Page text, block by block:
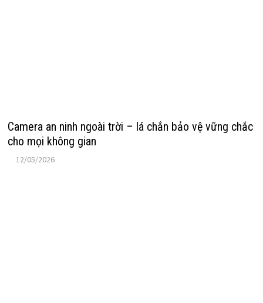
Camera an ninh ngoài trời – lá chắn bảo vệ vững chắc
cho mọi không gian
12/05/2026